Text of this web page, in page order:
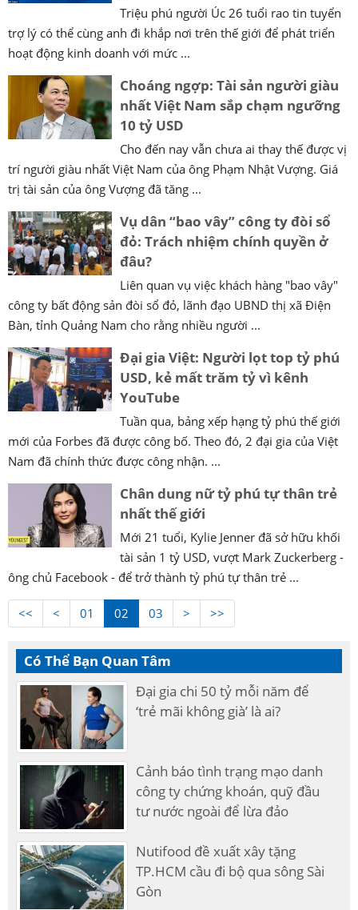
Triệu phú người Úc 26 tuổi rao tin tuyển
trợ lý có thể cùng anh đi khắp nơi trên thế giới để phát triển
hoạt động kinh doanh với mức ...
Choáng ngợp: Tài sản người giàu
nhất Việt Nam sắp chạm ngưỡng
10 tỷ USD
Cho đến nay vẫn chưa ai thay thế được vị
trí người giàu nhất Việt Nam của ông Phạm Nhật Vượng. Giá
trị tài sản của ông Vượng đã tăng ...
Vụ dân “bao vây” công ty đòi sổ
đỏ: Trách nhiệm chính quyền ở
đâu?
Liên quan vụ việc khách hàng "bao vây"
công ty bất động sản đòi sổ đỏ, lãnh đạo UBND thị xã Điện
Bàn, tỉnh Quảng Nam cho rằng nhiều người ...
Đại gia Việt: Người lọt top tỷ phú
USD, kẻ mất trăm tỷ vì kênh
YouTube
Tuần qua, bảng xếp hạng tỷ phú thế giới
mới của Forbes đã được công bố. Theo đó, 2 đại gia của Việt
Nam đã chính thức được công nhận. ...
Chân dung nữ tỷ phú tự thân trẻ
nhất thế giới
Mới 21 tuổi, Kylie Jenner đã sở hữu khối
tài sản 1 tỷ USD, vượt Mark Zuckerberg -
ông chủ Facebook - để trở thành tỷ phú tự thân trẻ ...
<< < 01 02 03 > >>
Có Thể Bạn Quan Tâm
Đại gia chi 50 tỷ mỗi năm để
‘trẻ mãi không già’ là ai?
Cảnh báo tình trạng mạo danh
công ty chứng khoán, quỹ đầu
tư nước ngoài để lừa đảo
Nutifood đề xuất xây tặng
TP.HCM cầu đi bộ qua sông Sài
Gòn